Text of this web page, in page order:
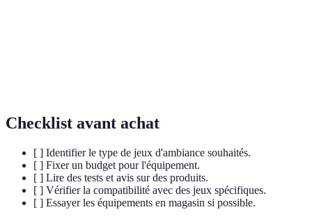
Checklist avant achat
[ ] Identifier le type de jeux d'ambiance souhaités.
[ ] Fixer un budget pour l'équipement.
[ ] Lire des tests et avis sur des produits.
[ ] Vérifier la compatibilité avec des jeux spécifiques.
[ ] Essayer les équipements en magasin si possible.